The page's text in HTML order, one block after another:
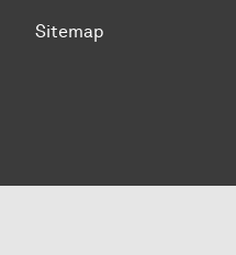
Sitemap